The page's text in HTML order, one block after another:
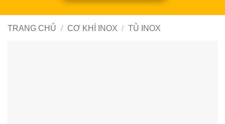
TRANG CHỦ / CƠ KHÍ INOX / TỦ INOX